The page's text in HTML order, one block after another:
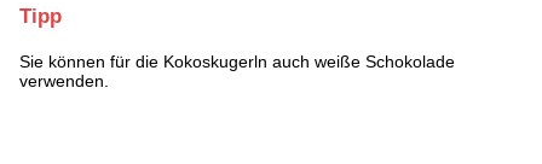
Tipp
Sie können für die Kokoskugerln auch weiße Schokolade
verwenden.